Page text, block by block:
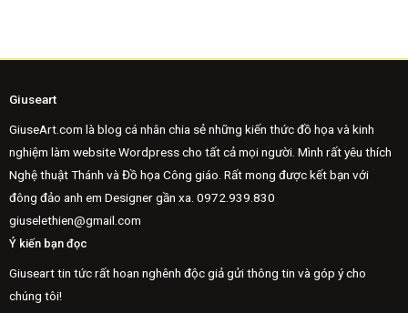
Giuseart
GiuseArt.com là blog cá nhân chia sẻ những kiến thức đồ họa và kinh
nghiệm làm website Wordpress cho tất cả mọi người. Mình rất yêu thích
Nghệ thuật Thánh và Đồ họa Công giáo. Rất mong được kết bạn với
đông đảo anh em Designer gần xa. 0972.939.830
giuselethien@gmail.com
Ý kiến bạn đọc
Giuseart tin tức rất hoan nghênh độc giả gửi thông tin và góp ý cho
chúng tôi!